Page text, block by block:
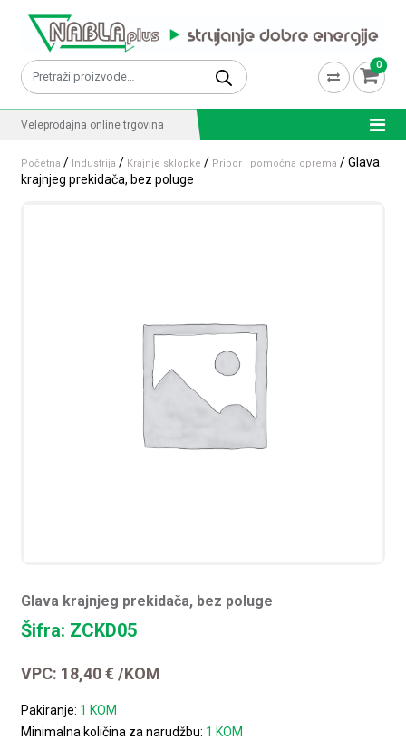
Pretraži: 0
Veleprodajna online trgovina
Početna / Industrija / Krajnje sklopke / Pribor i pomoćna oprema / Glava
krajnjeg prekidača, bez poluge
Glava krajnjeg prekidača, bez poluge
Šifra: ZCKD05
VPC: 18,40€ /KOM
Pakiranje: 1 KOM
Minimalna količina za narudžbu: 1 KOM